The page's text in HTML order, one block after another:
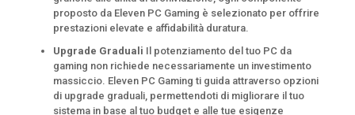
proposto da Eleven PC Gaming è selezionato per offrire
prestazioni elevate e affidabilità duratura.
Upgrade Graduali Il potenziamento del tuo PC da
gaming non richiede necessariamente un investimento
massiccio. Eleven PC Gaming ti guida attraverso opzioni
di upgrade graduali, permettendoti di migliorare il tuo
sistema in base al tuo budget e alle tue esigenze